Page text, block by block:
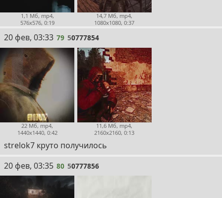
1,1 Мб, mp4,
576x576, 0:19
14,7 Мб, mp4,
1080x1080, 0:37
79
20 фев, 03:33 79 50777854
22 Мб, mp4,
1440x1440, 0:42
11,6 Мб, mp4,
2160x2160, 0:13
strelok7 круто получилось
80
20 фев, 03:35 80 50777856